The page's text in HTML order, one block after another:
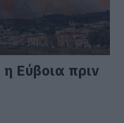
η Εύβοια πριν